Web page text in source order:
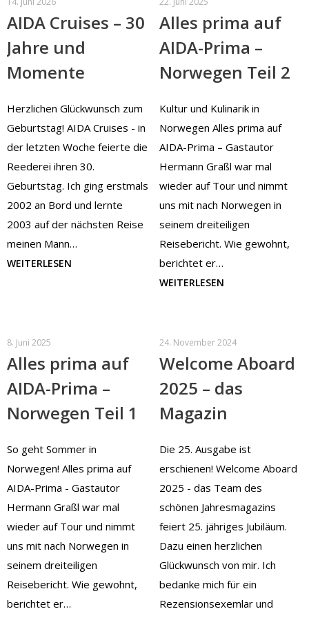
AIDA Cruises – 30
Jahre und
Momente
Herzlichen Glückwunsch zum
Geburtstag! AIDA Cruises - in
der letzten Woche feierte die
Reederei ihren 30.
Geburtstag. Ich ging erstmals
2002 an Bord und lernte
2003 auf der nächsten Reise
meinen Mann…
WEITERLESEN
Alles prima auf
AIDA-Prima –
Norwegen Teil 2
Kultur und Kulinarik in
Norwegen Alles prima auf
AIDA-Prima – Gastautor
Hermann Graßl war mal
wieder auf Tour und nimmt
uns mit nach Norwegen in
seinem dreiteiligen
Reisebericht. Wie gewohnt,
berichtet er…
WEITERLESEN
8. Juni 2025
Alles prima auf
AIDA-Prima –
Norwegen Teil 1
So geht Sommer in
Norwegen! Alles prima auf
AIDA-Prima - Gastautor
Hermann Graßl war mal
wieder auf Tour und nimmt
uns mit nach Norwegen in
seinem dreiteiligen
Reisebericht. Wie gewohnt,
berichtet er…
24. November 2024
Welcome Aboard
2025 – das
Magazin
Die 25. Ausgabe ist
erschienen! Welcome Aboard
2025 - das Team des
schönen Jahresmagazins
feiert 25. jähriges Jubiläum.
Dazu einen herzlichen
Glückwunsch von mir. Ich
bedanke mich für ein
Rezensionsexemlar und